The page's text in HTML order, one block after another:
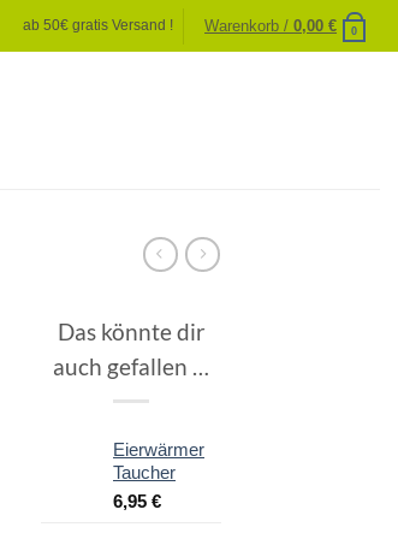
ab 50€ gratis Versand ! Warenkorb /0,00€ 0
Das könnte dir
auch gefallen …
Eierwärmer
Taucher
6,95 €